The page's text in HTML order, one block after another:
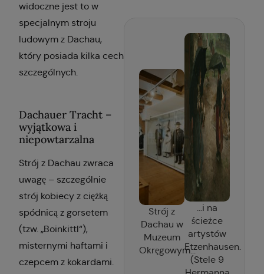
widoczne jest to w
specjalnym stroju
ludowym z Dachau,
który posiada kilka cech
szczególnych.
Dachauer Tracht –
wyjątkowa i
niepowtarzalna
Strój z Dachau zwraca
uwagę – szczególnie
strój kobiecy z ciężką
spódnicą z gorsetem
(tzw. „Boinkittl“),
misternymi haftami i
czepcem z kokardami.
Strój z
Dachau w
Muzeum
Okręgowym...
...i na
ścieżce
artystów
Etzenhausen.
(Stele 9